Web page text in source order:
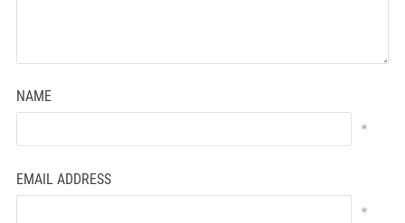
NAME
*
EMAIL ADDRESS
*